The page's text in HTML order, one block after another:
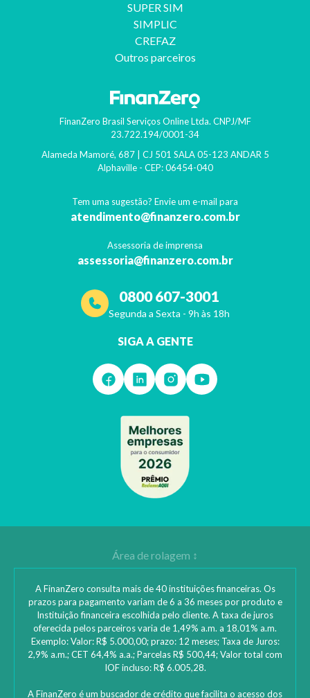
SUPER SIM
SIMPLIC
CREFAZ
Outros parceiros
FinanZero Brasil Serviços Online Ltda. CNPJ/MF
23.722.194/0001-34
Alameda Mamoré, 687 | CJ 501 SALA 05-123 ANDAR 5
Alphaville- CEP: 06454-040
Tem uma sugestão? Envie um e-mail para
atendimento@finanzero.com.br
Assessoria de imprensa
assessoria@finanzero.com.br
0800 607-3001
Segunda a Sexta - 9h às 18h
SIGA A GENTE
A FinanZero consulta mais de 40 instituições financeiras. Os
prazos para pagamento variam de 6 a 36 meses por produto e
Instituição financeira escolhida pelo cliente. A taxa de juros
oferecida pelos parceiros varia de 1,49% a.m. a 18,01% a.m.
Exemplo: Valor: R$ 5.000,00; prazo: 12 meses; Taxa de Juros:
2,9% a.m.; CET 64,4% a.a.; Parcelas R$ 500,44; Valor total com
IOF incluso: R$ 6.005,28.
A FinanZero é um buscador de crédito que facilita o acesso dos